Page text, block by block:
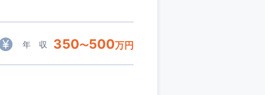
年 収 350〜500万円